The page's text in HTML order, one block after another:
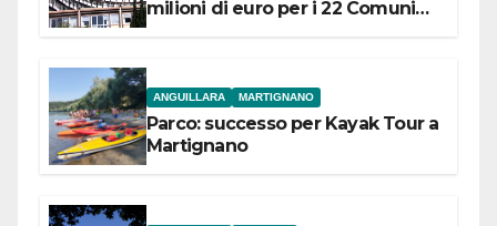
milioni di euro per i 22 Comuni
ANGUILLARA MARTIGNANO
Parco: successo per Kayak Tour a
Martignano